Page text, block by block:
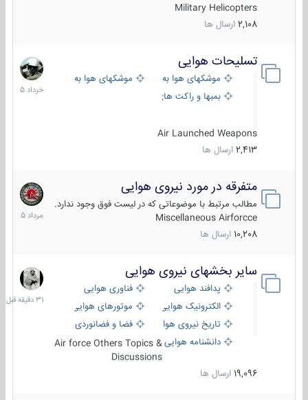
Military Helicopters
2,108 ارسال ها
تسلیحات هوایی
موشکهای هوا به هوا
موشکهای هوا به سطح
بمبها و راکت های هوایی
Air Launched Weapons
2,413 ارسال ها
30
خرداد
1405
متفرقه در مورد نیروی هوایی
مطالب مرتبط با موضوعاتی که در لیست فوق وجود ندارد.
Miscellaneous Airforcce
10,208 ارسال ها
7
مرداد
1405
سایر بخشهای نیروی هوایی
پدافند هوایی
فناوری هوایی
الکترونیک هوایی
موتورهای هوایی
تاریخ نیروی هوایی
فضا و فضانوردی
دانشنامه هواییAir force Others Topics &
Discussions
19,096 ارسال ها
31
دقیقه
قبل